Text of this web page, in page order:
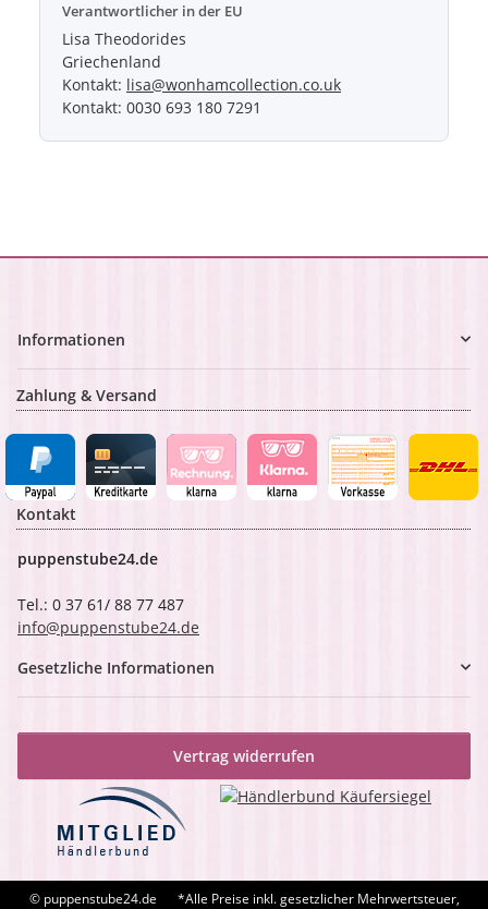
Verantwortlicher in der EU
Lisa Theodorides
Griechenland
Kontakt: lisa@wonhamcollection.co.uk
Kontakt: 0030 693 180 7291
Informationen
Zahlung & Versand
Kontakt
puppenstube24.de
Tel.: 0 37 61/ 88 77 487
info@puppenstube24.de
Gesetzliche Informationen
Vertrag widerrufen
© puppenstube24.de
*Alle Preise inkl. gesetzlicher Mehrwertsteuer,